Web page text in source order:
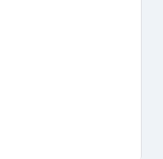
anzeigen